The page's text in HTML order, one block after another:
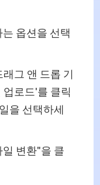
옵션을 선택
그 앤 드롭 기
로드'를 클릭
을 선택하세
변환"을 클